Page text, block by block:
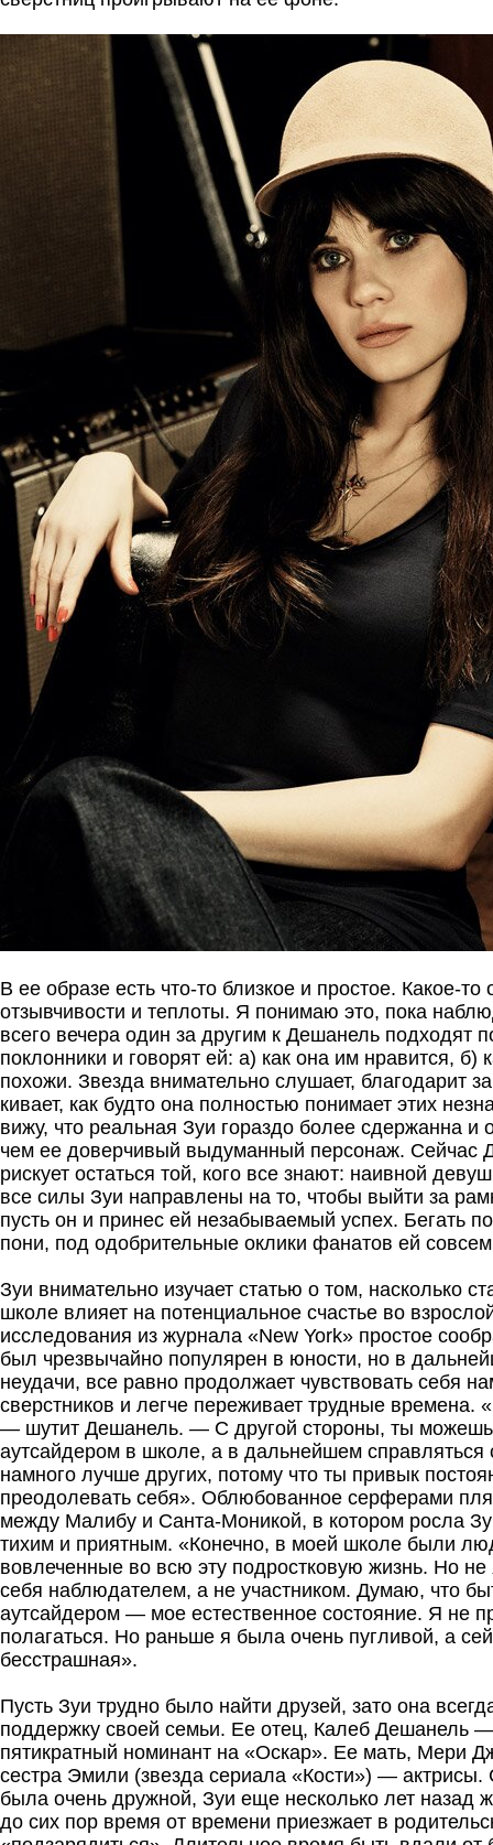
В ее образе есть что-то близкое и простое. Какое-
отзывчивости и теплоты. Я понимаю это, пока
всего вечера один за другим к Дешанель подходят
поклонники и говорят ей: а) как она им нравится, б)
похожи. Звезда внимательно слушает, благодарит
кивает, как будто она полностью понимает этих
вижу, что реальная Зуи гораздо более сдержанна и
чем ее доверчивый выдуманный персонаж. Сейчас
рискует остаться той, кого все знают: наивной
все силы Зуи направлены на то, чтобы выйти за
пусть он и принес ей незабываемый успех. Бегать
пони, под одобрительные оклики фанатов ей
Зуи внимательно изучает статью о том, насколько
школе влияет на потенциальное счастье во
иcследования из журнала «New York» простое
был чрезвычайно популярен в юности, но в
неудачи, все равно продолжает чувствовать себя
сверстников и легче переживает трудные времена.
— шутит Дешанель. — С другой стороны, ты
аутсайдером в школе, а в дальнейшем справляться
намного лучше других, потому что ты привык
преодолевать себя». Облюбованное серферами
между Малибу и Санта-Моникой, в котором росла
тихим и приятным. «Конечно, в моей школе были
вовлеченные во всю эту подростковую жизнь. Но не
себя наблюдателем, а не участником. Думаю, что
аутсайдером — мое естественное состояние. Я не
полагаться. Но раньше я была очень пугливой, а
бесстрашная».
Пусть Зуи трудно было найти друзей, зато она
поддержку своей семьи. Ее отец, Калеб Дешанель
пятикратный номинант на «Оскар». Ее мать, Мери
сестра Эмили (звезда сериала «Кости») — актрисы.
была очень дружной, Зуи еще несколько лет назад
до сих пор время от времени приезжает в